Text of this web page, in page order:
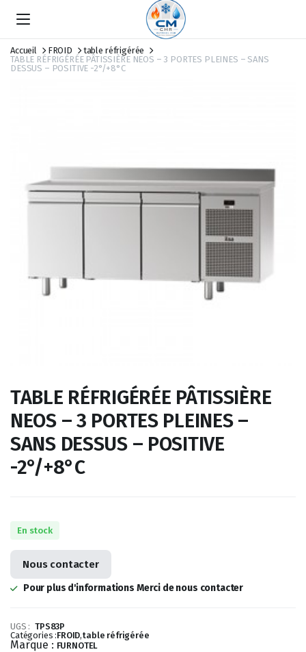
Accueil FROID
table réfrigérée
TABLE RÉFRIGÉRÉE PÂTISSIÈRE NEOS – 3 PORTES PLEINES – SANS
DESSUS – POSITIVE -2°/+8°C
TABLE RÉFRIGÉRÉE PÂTISSIÈRE
NEOS – 3 PORTES PLEINES –
SANS DESSUS – POSITIVE
-2°/+8°C
En stock
Nous contacter
Pour plus d'informations Merci de nous contacter
UGS : TPS83P
Catégories :FROID,table réfrigérée
Marque : FURNOTEL